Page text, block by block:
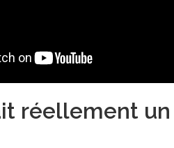
réellement